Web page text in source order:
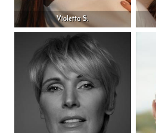
Violetta S.